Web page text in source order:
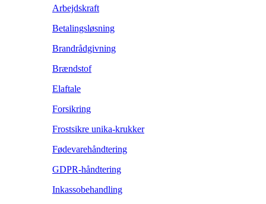
Arbejdskraft
Betalingsløsning
Brandrådgivning
Brændstof
Elaftale
Forsikring
Frostsikre unika-krukker
Fødevarehåndtering
GDPR-håndtering
Inkassobehandling